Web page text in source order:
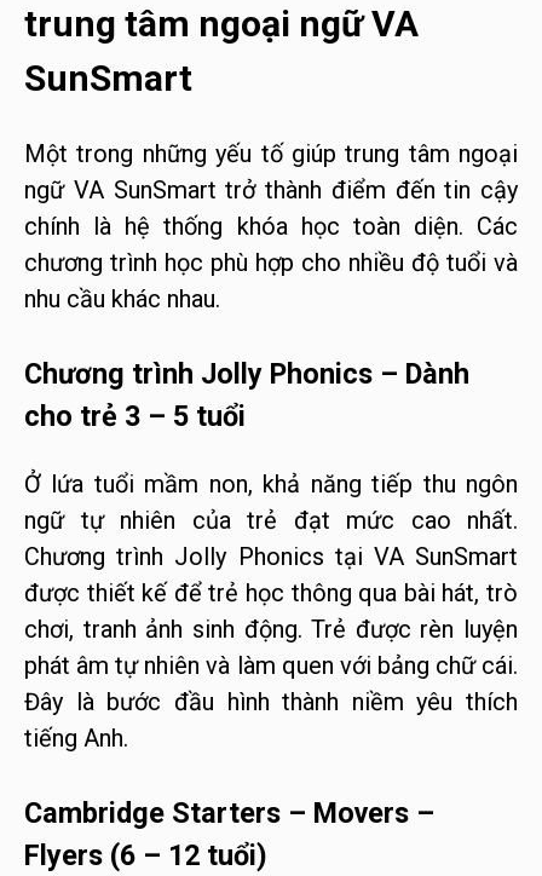
trung tâm ngoại ngữ VA
SunSmart
Một trong những yếu tố giúp trung tâm ngoại
ngữ VA SunSmart trở thành điểm đến tin cậy
chính là hệ thống khóa học toàn diện. Các
chương trình học phù hợp cho nhiều độ tuổi và
nhu cầu khác nhau.
Chương trình Jolly Phonics – Dành
cho trẻ 3 – 5 tuổi
Ở lứa tuổi mầm non, khả năng tiếp thu ngôn
ngữ tự nhiên của trẻ đạt mức cao nhất.
Chương trình Jolly Phonics tại VA SunSmart
được thiết kế để trẻ học thông qua bài hát, trò
chơi, tranh ảnh sinh động. Trẻ được rèn luyện
phát âm tự nhiên và làm quen với bảng chữ cái.
Đây là bước đầu hình thành niềm yêu thích
tiếng Anh.
Cambridge Starters – Movers –
Flyers (6 – 12 tuổi)